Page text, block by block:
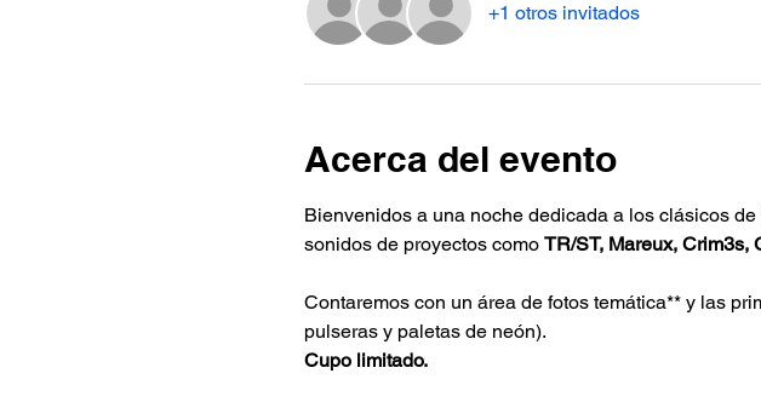
+1 otros invitados
Acerca del evento
Bienvenidos a una noche dedicada a los clásicos de
sonidos de proyectos como TR/ST, Mareux, Crim3s,
Contaremos con un área de fotos temática** y las
pulseras y paletas de neón).
Cupo limitado.